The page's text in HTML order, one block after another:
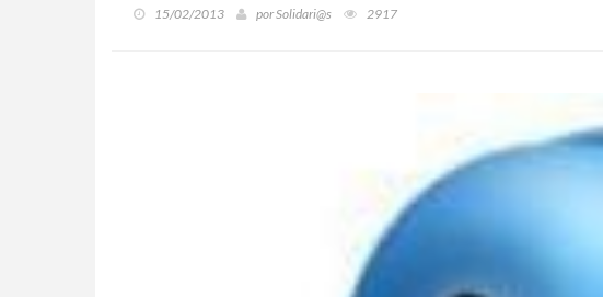
15/02/2013 porSolidari@s 2917